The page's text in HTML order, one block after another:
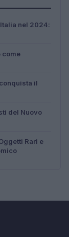
nel 2024:
come
il
del Nuovo
Rari e